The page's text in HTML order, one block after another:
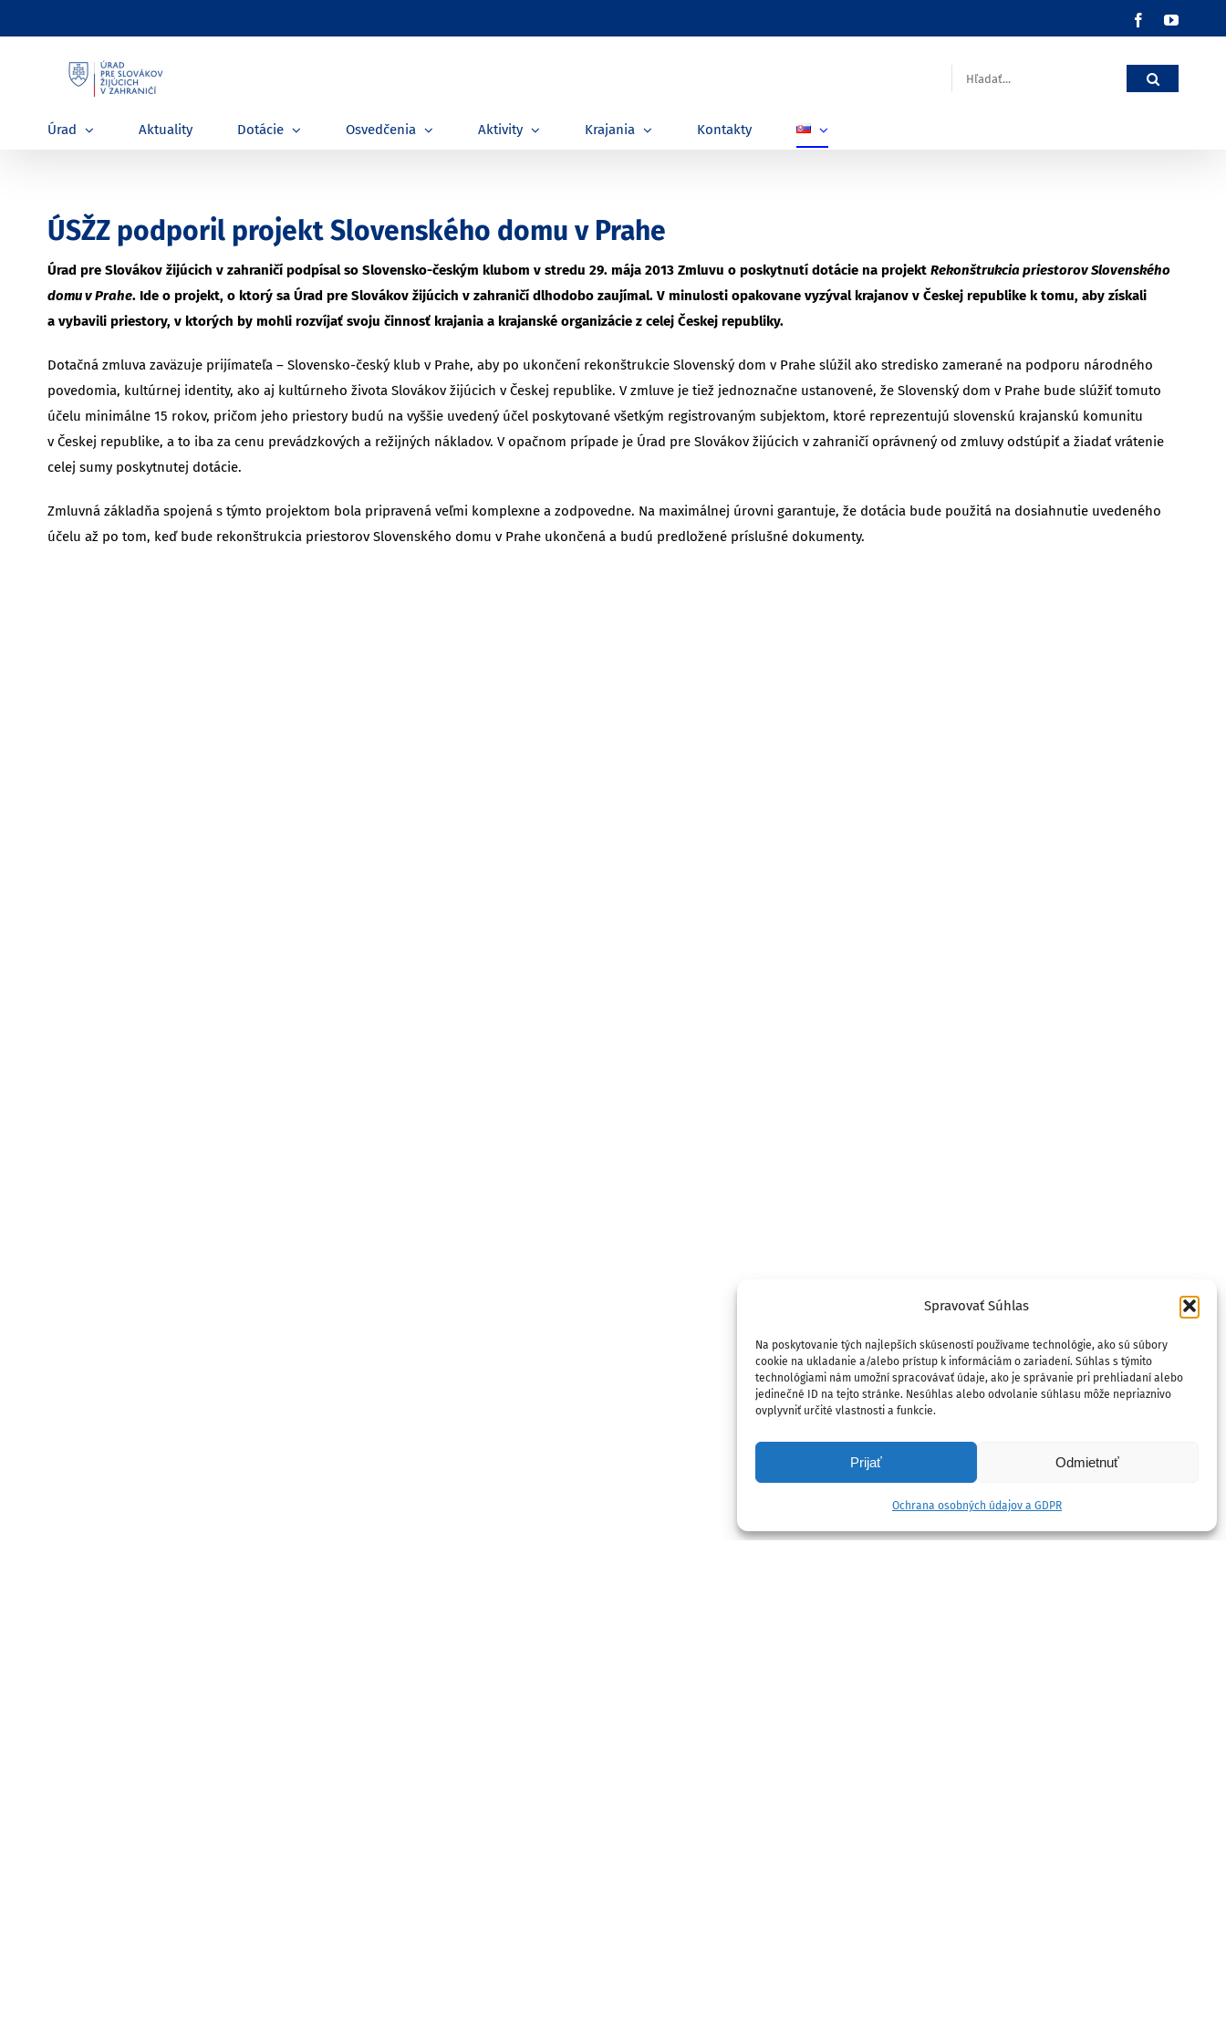
Spravovať Súhlas
Na poskytovanie tých najlepších skúseností používame technológie, ako sú súbory
cookie na ukladanie a/alebo prístup k informáciám o zariadení. Súhlas s týmito
technológiami nám umožní spracovávať údaje, ako je správanie pri prehliadaní alebo
jedinečné ID na tejto stránke. Nesúhlas alebo odvolanie súhlasu môže nepriaznivo
ovplyvniť určité vlastnosti a funkcie.
Prijať Odmietnuť
Ochrana osobných údajov a GDPR
to
Facebook
Hľadať:
Úrad Aktuality Dotácie Osvedčenia Aktivity Krajania Kontakty
ÚSŽZ podporil projekt Slovenského domu v Prahe
Úrad pre Slovákov žijúcich v zahraničí podpísal so Slovensko-českým klubom v stredu 29. mája 2013 Zmluvu o poskytnutí dotácie na projekt Rekonštrukcia priestorov Slovenského
domu v Prahe. Ide o projekt, o ktorý sa Úrad pre Slovákov žijúcich v zahraničí dlhodobo zaujímal. V minulosti opakovane vyzýval krajanov v Českej republike k tomu, aby získali
a vybavili priestory, v ktorých by mohli rozvíjať svoju činnosť krajania a krajanské organizácie z celej Českej republiky.
Dotačná zmluva zaväzuje prijímateľa – Slovensko-český klub v Prahe, aby po ukončení rekonštrukcie Slovenský dom v Prahe slúžil ako stredisko zamerané na podporu národného
povedomia, kultúrnej identity, ako aj kultúrneho života Slovákov žijúcich v Českej republike. V zmluve je tiež jednoznačne ustanovené, že Slovenský dom v Prahe bude slúžiť tomuto
účelu minimálne 15 rokov, pričom jeho priestory budú na vyššie uvedený účel poskytované všetkým registrovaným subjektom, ktoré reprezentujú slovenskú krajanskú komunitu
v Českej republike, a to iba za cenu prevádzkových a režijných nákladov. V opačnom prípade je Úrad pre Slovákov žijúcich v zahraničí oprávnený od zmluvy odstúpiť a žiadať vrátenie
celej sumy poskytnutej dotácie.
Zmluvná základňa spojená s týmto projektom bola pripravená veľmi komplexne a zodpovedne. Na maximálnej úrovni garantuje, že dotácia bude použitá na dosiahnutie uvedeného
účelu až po tom, keď bude rekonštrukcia priestorov Slovenského domu v Prahe ukončená a budú predložené príslušné dokumenty.